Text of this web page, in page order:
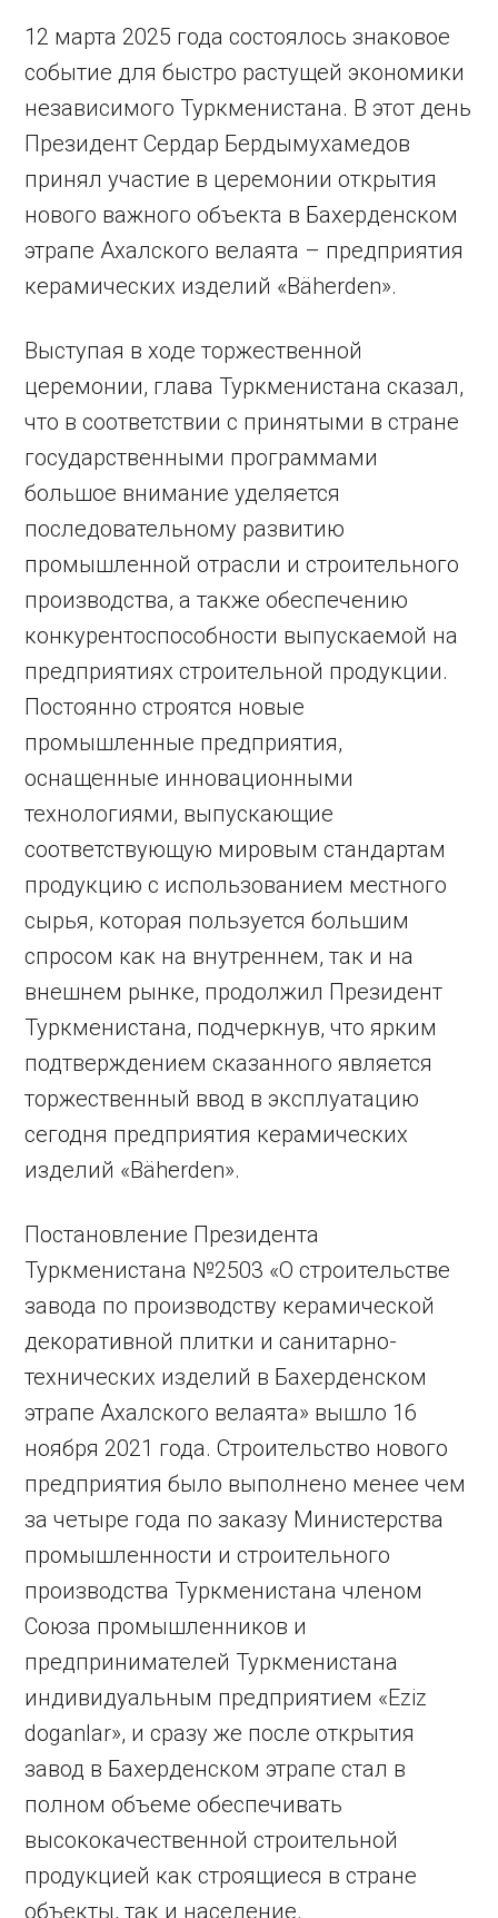
12 марта 2025 года состоялось знаковое
событие для быстро растущей экономики
независимого Туркменистана. В этот день
Президент Сердар Бердымухамедов
принял участие в церемонии открытия
нового важного объекта в Бахерденском
этрапе Ахалского велаята – предприятия
керамических изделий «Bäherden».
Выступая в ходе торжественной
церемонии, глава Туркменистана сказал,
что в соответствии с принятыми в стране
государственными программами
большое внимание уделяется
последовательному развитию
промышленной отрасли и строительного
производства, а также обеспечению
конкурентоспособности выпускаемой на
предприятиях строительной продукции.
Постоянно строятся новые
промышленные предприятия,
оснащенные инновационными
технологиями, выпускающие
соответствующую мировым стандартам
продукцию с использованием местного
сырья, которая пользуется большим
спросом как на внутреннем, так и на
внешнем рынке, продолжил Президент
Туркменистана, подчеркнув, что ярким
подтверждением сказанного является
торжественный ввод в эксплуатацию
сегодня предприятия керамических
изделий «Bäherden».
Постановление Президента
Туркменистана №2503 «О строительстве
завода по производству керамической
декоративной плитки и санитарно-
технических изделий в Бахерденском
этрапе Ахалского велаята» вышло 16
ноября 2021 года. Строительство нового
предприятия было выполнено менее чем
за четыре года по заказу Министерства
промышленности и строительного
производства Туркменистана членом
Союза промышленников и
предпринимателей Туркменистана
индивидуальным предприятием «Eziz
doganlar», и сразу же после открытия
завод в Бахерденском этрапе стал в
полном объеме обеспечивать
высококачественной строительной
продукцией как строящиеся в стране
объекты, так и население.